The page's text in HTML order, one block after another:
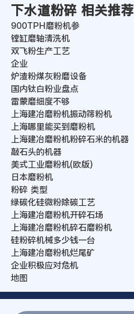
下水道粉碎 相关推荐
900TPH磨粉机参
镗缸磨轴清洗机
双飞粉生产工艺
企业
炉渣粉煤灰粉磨设备
国内钛白粉业盘点
雷蒙磨细度不够
上海建冶磨粉机振动筛粉机
上海哪里能买到磨粉机
上海建冶磨粉机粉碎石米的机器
敲石头的机器
美式工业磨粉机(欧版)
日本磨粉机
粉碎 类型
绿碳化硅微粉除碳工艺
上海建冶磨粉机开碎石场
上海建冶磨粉机碎石磨粉机
硅粉碎机械多少钱一台
上海建冶磨粉机烂尾矿
企业积极应对危机
地图